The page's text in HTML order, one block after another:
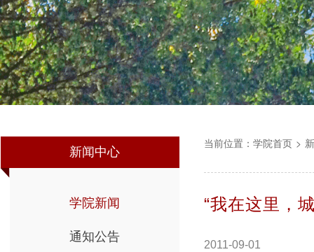
新闻中心
学院新闻
通知公告
当前位置： 学院首页 >
“我在这里，
2011-09-01